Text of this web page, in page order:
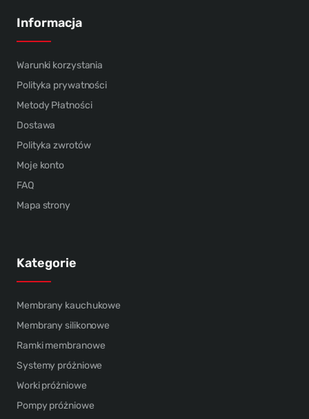
Informacja
Warunki korzystania
Polityka prywatności
Metody Płatności
Dostawa
Polityka zwrotów
Moje konto
FAQ
Mapa strony
Kategorie
Membrany kauchukowe
Membrany silikonowe
Ramki membranowe
Systemy próżniowe
Worki próżniowe
Pompy próżniowe